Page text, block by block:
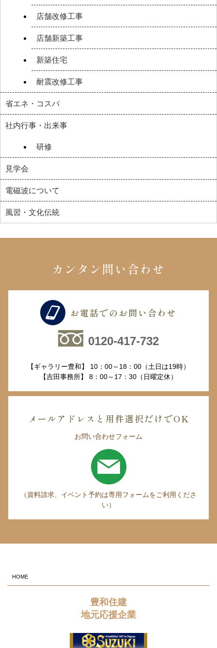
店舗改修工事
店舗新築工事
新築住宅
耐震改修工事
省エネ・コスパ
社内行事・出来事
研修
見学会
電磁波について
風習・文化伝統
カンタン問い合わせ
お電話でのお問い合わせ
0120-417-732
【ギャラリー豊和】 10：00～18：00（土日は19時）
【吉田事務所】 8：00～17：30（日曜定休）
メールアドレスと用件選択だけでOK
お問い合わせフォーム
（資料請求、イベント予約は専用フォームをご利用くださ
い）
HOME
豊和住建
地元応援企業